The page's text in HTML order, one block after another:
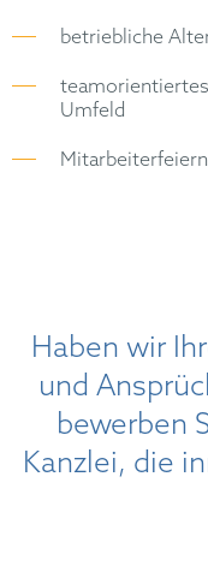
betriebliche
Umfeld
Mitarbeiterfeiern
Haben wir
und
bewerben
Kanzlei, die